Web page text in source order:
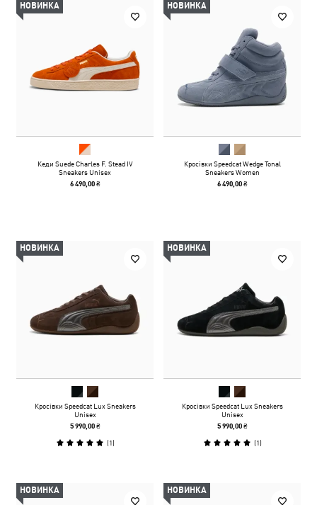
НОВИНКА
Кеди Suede Charles F. Stead IV
Sneakers Unisex
6 490,00 ₴
НОВИНКА
Кросівки Speedcat Wedge Tonal
Sneakers Women
6 490,00 ₴
НОВИНКА
Кросівки Speedcat Lux Sneakers
Unisex
5 990,00 ₴
(1)
НОВИНКА
Кросівки Speedcat Lux Sneakers
Unisex
5 990,00 ₴
(1)
НОВИНКА НОВИНКА